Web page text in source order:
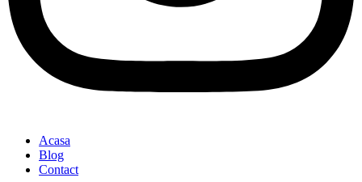
Acasa
Blog
Contact